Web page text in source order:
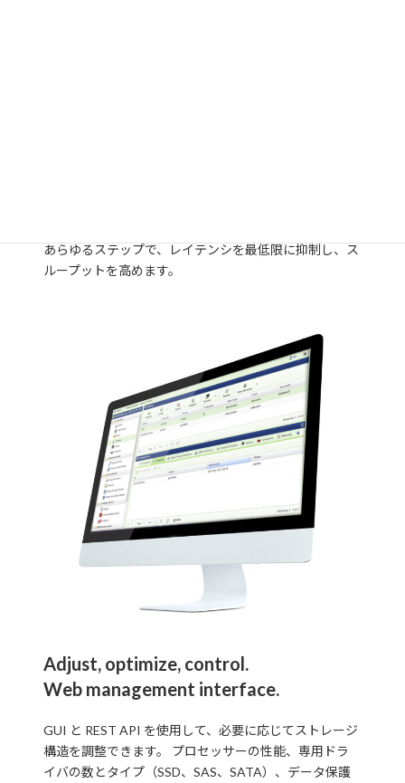
あらゆるステップで、レイテンシを最低限に抑制し、ス
ループットを高めます。
Adjust, optimize, control.
Web management interface.
GUI と REST API を使用して、必要に応じてストレージ
構造を調整できます。 プロセッサーの性能、専用ドラ
イバの数とタイプ（SSD、SAS、SATA）、データ保護